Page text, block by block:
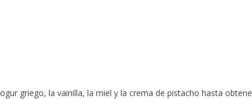
griego, la vainilla, la miel y la crema de pistacho hasta